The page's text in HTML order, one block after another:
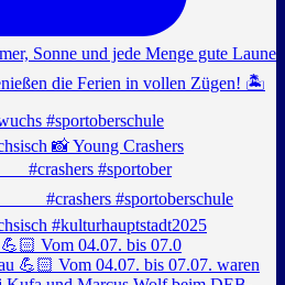
#crashers #sportober
Vom 04.07. bis 07.0